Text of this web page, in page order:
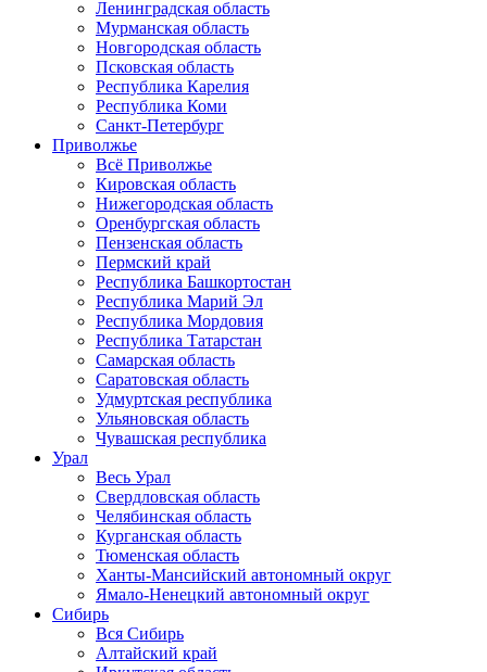
Ленинградская область
Мурманская область
Новгородская область
Псковская область
Республика Карелия
Республика Коми
Санкт-Петербург
Приволжье
Всё Приволжье
Кировская область
Нижегородская область
Оренбургская область
Пензенская область
Пермский край
Республика Башкортостан
Республика Марий Эл
Республика Мордовия
Республика Татарстан
Самарская область
Саратовская область
Удмуртская республика
Ульяновская область
Чувашская республика
Урал
Весь Урал
Свердловская область
Челябинская область
Курганская область
Тюменская область
Ханты-Мансийский автономный округ
Ямало-Ненецкий автономный округ
Сибирь
Вся Сибирь
Алтайский край